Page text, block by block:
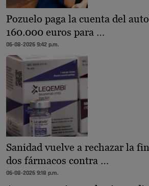
Pozuelo paga la cuenta del
160.000 euros para …
06-08-2026 9:42 p.m.
Sanidad vuelve a rechazar la
dos fármacos contra …
06-08-2026 9:18 p.m.